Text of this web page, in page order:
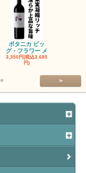
ボタニカ ビッ
グ・フラワー メ
3,350円(税込3,685
円)
>